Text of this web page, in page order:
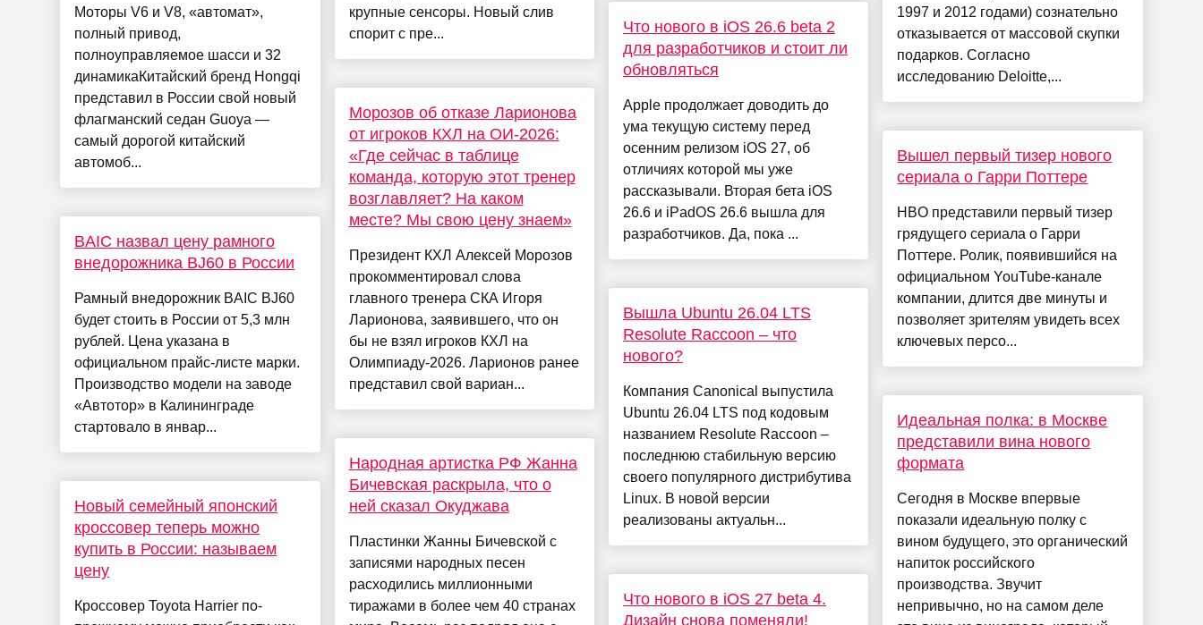
Моторы V6 и V8, «автомат»,
полный привод,
полноуправляемое шасси и 32
динамикаКитайский бренд Hongqi
представил в России свой новый
флагманский седан Guoya —
самый дорогой китайский
автомоб...
BAIC назвал цену рамного
внедорожника BJ60 в России
Рамный внедорожник BAIC BJ60
будет стоить в России от 5,3 млн
рублей. Цена указана в
официальном прайс-листе марки.
Производство модели на заводе
«Автотор» в Калининграде
стартовало в январ...
Новый семейный японский
кроссовер теперь можно
купить в России: называем
цену
Кроссовер Toyota Harrier по-
крупные сенсоры. Новый слив
спорит с пре...
Морозов об отказе Ларионова
от игроков КХЛ на ОИ-2026:
«Где сейчас в таблице
команда, которую этот тренер
возглавляет? На каком
месте? Мы свою цену знаем»
Президент КХЛ Алексей Морозов
прокомментировал слова
главного тренера СКА Игоря
Ларионова, заявившего, что он
бы не взял игроков КХЛ на
Олимпиаду-2026. Ларионов ранее
представил свой вариан...
Народная артистка РФ Жанна
Бичевская раскрыла, что о
ней сказал Окуджава
Пластинки Жанны Бичевской с
записями народных песен
расходились миллионными
тиражами в более чем 40 странах
Что нового в iOS 26.6 beta 2
для разработчиков и стоит ли
обновляться
Apple продолжает доводить до
ума текущую систему перед
осенним релизом iOS 27, об
отличиях которой мы уже
рассказывали. Вторая бета iOS
26.6 и iPadOS 26.6 вышла для
разработчиков. Да, пока ...
Вышла Ubuntu 26.04 LTS
Resolute Raccoon – что
нового?
Компания Canonical выпустила
Ubuntu 26.04 LTS под кодовым
названием Resolute Raccoon –
последнюю стабильную версию
своего популярного дистрибутива
Linux. В новой версии
реализованы актуальн...
Что нового в iOS 27 beta 4.
Дизайн снова поменяли!
1997 и 2012 годами) сознательно
отказывается от массовой скупки
подарков. Согласно
исследованию Deloitte,...
Вышел первый тизер нового
сериала о Гарри Поттере
HBO представили первый тизер
грядущего сериала о Гарри
Поттере. Ролик, появившийся на
официальном YouTube-канале
компании, длится две минуты и
позволяет зрителям увидеть всех
ключевых персо...
Идеальная полка: в Москве
представили вина нового
формата
Сегодня в Москве впервые
показали идеальную полку с
вином будущего, это органический
напиток российского
производства. Звучит
непривычно, но на самом деле